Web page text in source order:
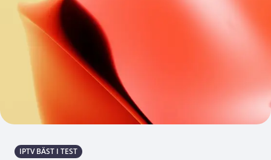
IPTV BÄST I TEST